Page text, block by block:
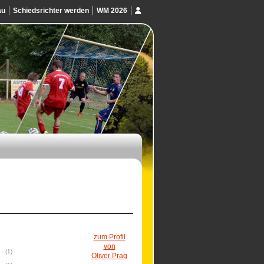
Schiedsrichter werden WM 2026
zum Profil
von
Oliver Prag
(1)